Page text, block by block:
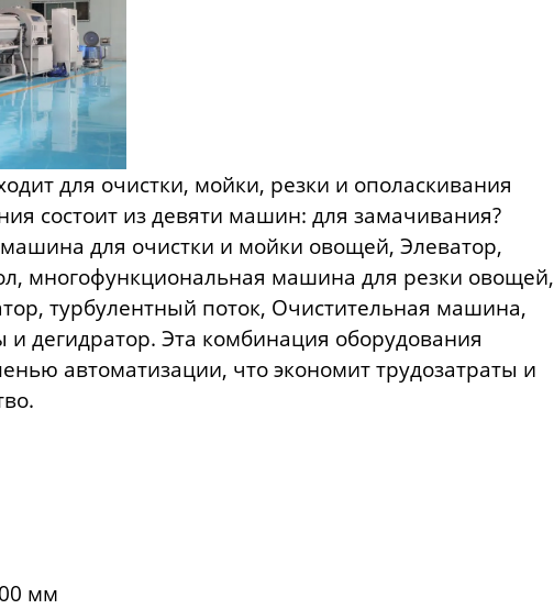
для очистки, мойки, резки и ополаскивания
состоит из девяти машин: для замачивания?
для очистки и мойки овощей, Элеватор,
многофункциональная машина для резки овощей,
турбулентный поток, Очистительная машина,
дегидратор. Эта комбинация оборудования
автоматизации, что экономит трудозатраты и
мм